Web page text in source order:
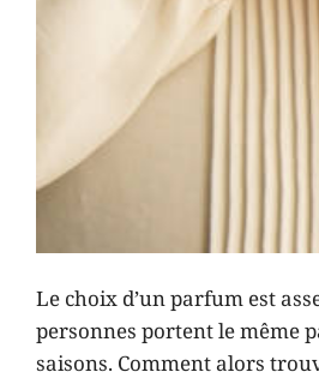
Le choix d’un parfum est
personnes portent le même
saisons. Comment alors